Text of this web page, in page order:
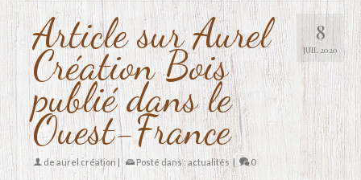
8
JUIL 2020
Article sur Aurel
Création Bois
publié dans le
Ouest-France
deaurel création | Posté dans :actualités | 0